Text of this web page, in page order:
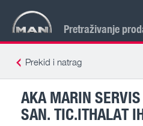
Pretraživanje
Prekid i natrag
AKA MARIN
SAN. TIC.ITHALAT